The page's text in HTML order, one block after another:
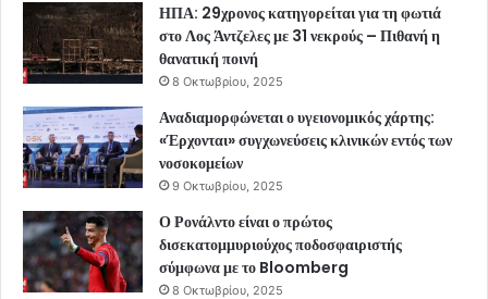
ΗΠΑ: 29χρονος κατηγορείται για τη φωτιά
στο Λος Άντζελες με 31 νεκρούς – Πιθανή η
θανατική ποινή
8 Οκτωβρίου, 2025
Αναδιαμορφώνεται ο υγειονομικός χάρτης:
«Έρχονται» συγχωνεύσεις κλινικών εντός των
νοσοκομείων
9 Οκτωβρίου, 2025
Ο Ρονάλντο είναι ο πρώτος
δισεκατομμυριούχος ποδοσφαιριστής
σύμφωνα με το Bloomberg
8 Οκτωβρίου, 2025